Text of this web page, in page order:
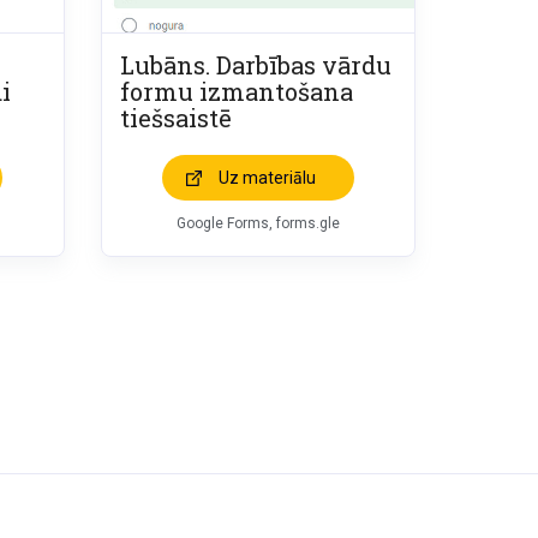
Lubāns. Darbības vārdu
formu izmantošana
tiešsaistē
Uz materiālu
Google Forms, forms.gle